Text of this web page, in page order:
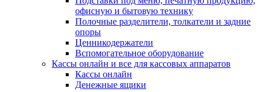
офисную и бытовую технику
Полочные разделители, толкатели и задние
опоры
Ценникодержатели
Вспомогательное оборудование
Кассы онлайн и все для кассовых аппаратов
Кассы онлайн
Денежные ящики